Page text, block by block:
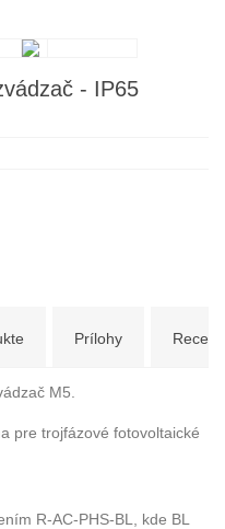
- IP65
Prílohy
M5.
pre trojfázové fotovoltaické
R-AC-PHS-BL, kde BL